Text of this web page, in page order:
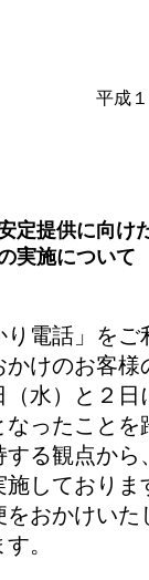
平成
定提供に向け
実施について
電話」をご
けのお客様
水）と２日
ったことを
る観点から
施しておりま
おかけいた
。